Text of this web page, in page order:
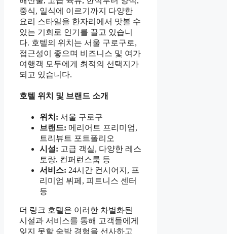
중식, 일식에 이르기까지 다양한
요리 스타일을 한자리에서 맛볼 수
있는 기회로 인기를 끌고 있습니
다. 호텔의 위치는 서울 구로구로,
접근성이 좋으며 비즈니스 및 여가
여행객 모두에게 최적의 선택지가
되고 있습니다.
호텔 위치 및 브랜드 소개
위치: 서울 구로구
브랜드: 메리어트 프리미엄,
트리뷰트 포트폴리오
시설: 고급 객실, 다양한 레스
토랑, 컨퍼런스룸 등
서비스: 24시간 컨시어지, 프
리미엄 뷔페, 피트니스 센터
등
더 링크 호텔은 이러한 차별화된
시설과 서비스를 통해 고객들에게
잊지 못할 숙박 경험을 선사하고